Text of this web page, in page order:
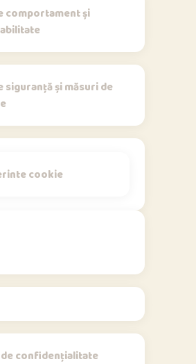
comportament și
siguranță și măsuri de
cookie
confidențialitate